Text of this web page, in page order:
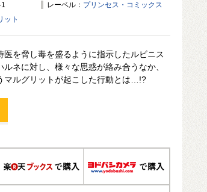
レーベル： プリンセス・コミックス
ット
医を脅し毒を盛るように指示したルビニス
ネに対し、様々な思惑が絡み合うなか、
マルグリットが起こした行動とは…!?